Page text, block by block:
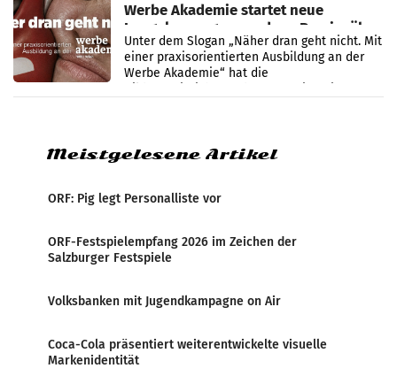
Werbe Akademie startet neue
Imagekampagne rund um Praxisnähe
Unter dem Slogan „Näher dran geht nicht. Mit
einer praxisorientierten Ausbildung an der
Werbe Akademie“ hat die
Meistgelesene Artikel
ORF: Pig legt Personalliste vor
ORF-Festspielempfang 2026 im Zeichen der
Salzburger Festspiele
Volksbanken mit Jugendkampagne on Air
Coca-Cola präsentiert weiterentwickelte visuelle
Markenidentität